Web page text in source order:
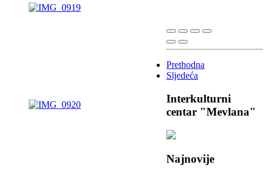
Prethodna
Sljedeća
Interkulturni
centar "Mevlana"
Najnovije